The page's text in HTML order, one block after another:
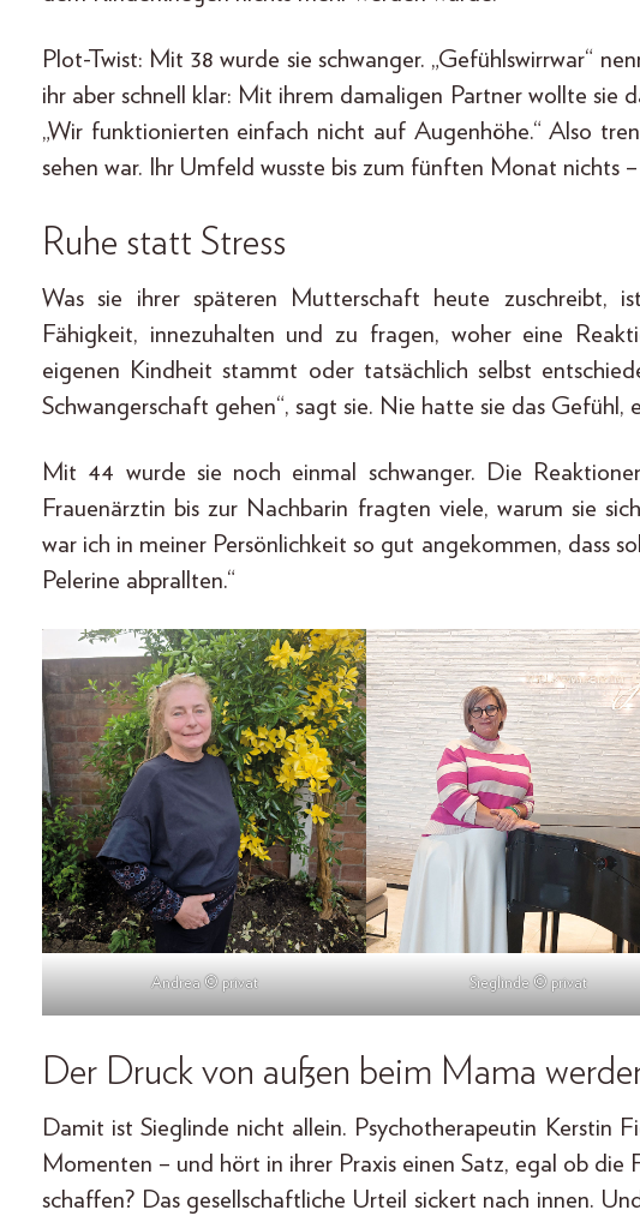
Plot-Twist: Mit 38 wurde sie schwanger. „Gefühlswirrwar“
ihr aber schnell klar: Mit ihrem damaligen Partner wollte sie
„Wir funktionierten einfach nicht auf Augenhöhe.“ Also
sehen war. Ihr Umfeld wusste bis zum fünften Monat nichts –
Ruhe statt Stress
Was sie ihrer späteren Mutterschaft heute zuschreibt,
Fähigkeit, innezuhalten und zu fragen, woher eine
eigenen Kindheit stammt oder tatsächlich selbst
Schwangerschaft gehen“, sagt sie. Nie hatte sie das Gefühl,
Mit 44 wurde sie noch einmal schwanger. Die
Frauenärztin bis zur Nachbarin fragten viele, warum sie
war ich in meiner Persönlichkeit so gut angekommen, dass
Pelerine abprallten.“
Andrea © privat Sieglinde © privat
Der Druck von außen beim Mama
Damit ist Sieglinde nicht allein. Psychotherapeutin Kerstin
Momenten – und hört in ihrer Praxis einen Satz, egal ob die
schaffen? Das gesellschaftliche Urteil sickert nach innen.